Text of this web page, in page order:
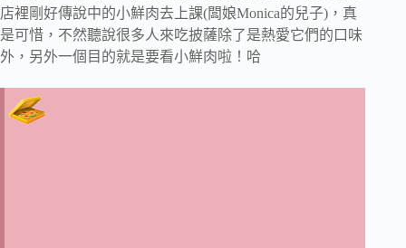
店裡剛好傳說中的小鮮肉去上課(闆娘Monica的兒子)，真
是可惜，不然聽說很多人來吃披薩除了是熱愛它們的口味
外，另外一個目的就是要看小鮮肉啦！哈